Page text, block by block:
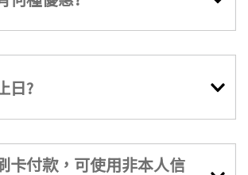
日?
卡付款，可使用非本人信